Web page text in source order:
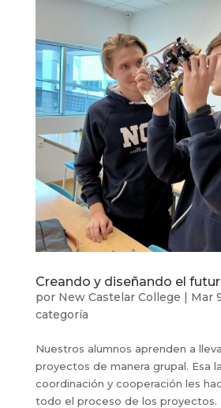
Creando y diseñando el
por New Castelar College | Mar
categoría
Nuestros alumnos aprenden a
proyectos de manera grupal. Esa
coordinación y cooperación les
todo el proceso de los proyectos.